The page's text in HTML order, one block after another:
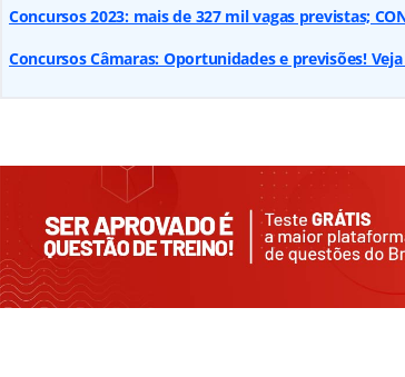
Concursos 2023: mais de 327 mil vagas previstas;
Concursos Câmaras: Oportunidades e previsões!